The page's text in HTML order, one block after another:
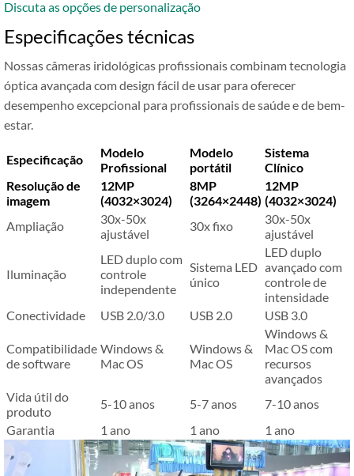
Discuta as opções de personalização
Especificações técnicas
Nossas câmeras iridológicas profissionais combinam tecnologia
óptica avançada com design fácil de usar para oferecer
desempenho excepcional para profissionais de saúde e de bem-
estar.
Especificação
Modelo
Profissional
Modelo
portátil
Sistema
Clínico
Resolução de
imagem
12MP
(4032×3024)
8MP
(3264×2448)
12MP
(4032×3024)
Ampliação
30x-50x
ajustável
30x fixo
30x-50x
ajustável
Iluminação
LED duplo com
controle
independente
Sistema LED
único
LED duplo
avançado com
controle de
intensidade
Conectividade
USB 2.0/3.0 USB 2.0 USB 3.0
Compatibilidade
de software
Windows &
Mac OS
Windows &
Mac OS
Windows &
Mac OS com
recursos
avançados
Vida útil do
produto
5-10 anos 5-7 anos
7-10 anos
Garantia
1 ano 1 ano 1 ano